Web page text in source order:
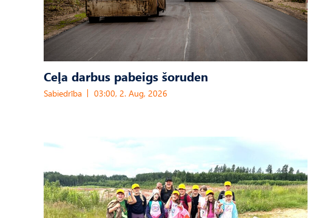
Ceļa darbus pabeigs šoruden
Sabiedrība 03:00, 2. Aug, 2026